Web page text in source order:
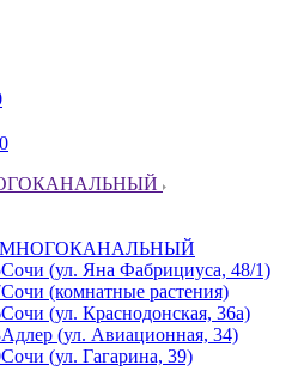
0
МНОГОКАНАЛЬНЫЙ
Сочи (ул. Яна Фабрициуса, 48/1)
Сочи (комнатные растения)
Сочи (ул. Краснодонская, 36а)
Адлер (ул. Авиационная, 34)
Сочи (ул. Гагарина, 39)